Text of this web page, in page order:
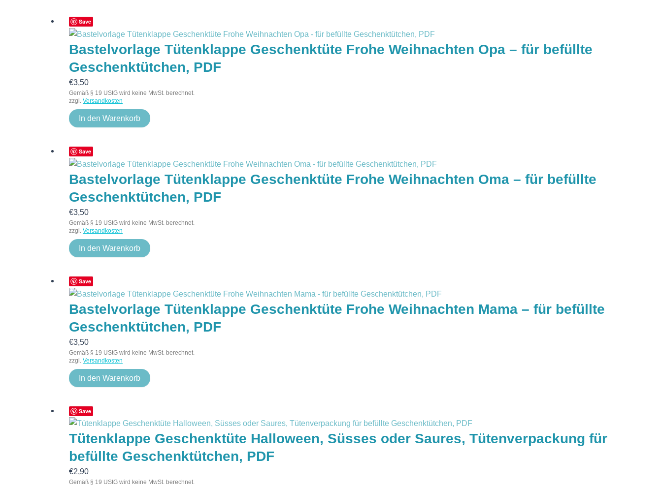
Save
Bastelvorlage Tütenklappe Geschenktüte Frohe Weihnachten Opa – für befüllte
Geschenktütchen, PDF
€3,50
Gemäß § 19 UStG wird keine MwSt. berechnet.
zzgl. Versandkosten
In den Warenkorb
Save
Bastelvorlage Tütenklappe Geschenktüte Frohe Weihnachten Oma – für befüllte
Geschenktütchen, PDF
€3,50
Gemäß § 19 UStG wird keine MwSt. berechnet.
zzgl. Versandkosten
In den Warenkorb
Save
Bastelvorlage Tütenklappe Geschenktüte Frohe Weihnachten Mama – für befüllte
Geschenktütchen, PDF
€3,50
Gemäß § 19 UStG wird keine MwSt. berechnet.
zzgl. Versandkosten
In den Warenkorb
Save
Tütenklappe Geschenktüte Halloween, Süsses oder Saures, Tütenverpackung für
befüllte Geschenktütchen, PDF
€2,90
Gemäß § 19 UStG wird keine MwSt. berechnet.